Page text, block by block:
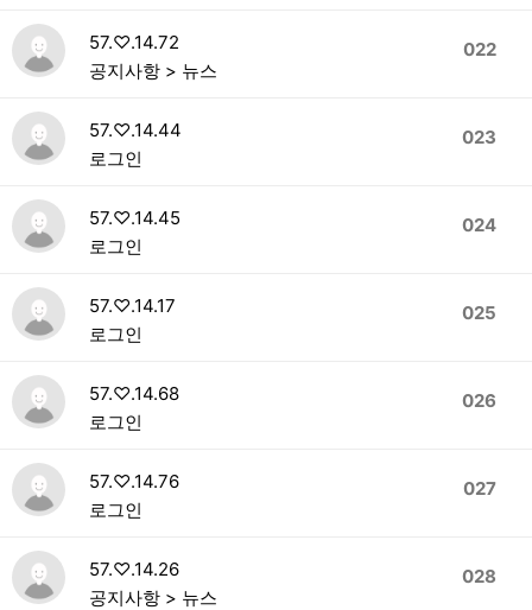
022
57.♡.14.72
공지사항 > 뉴스
023
57.♡.14.44
로그인
024
57.♡.14.45
로그인
025
57.♡.14.17
로그인
026
57.♡.14.68
로그인
027
57.♡.14.76
로그인
028
57.♡.14.26
공지사항 > 뉴스